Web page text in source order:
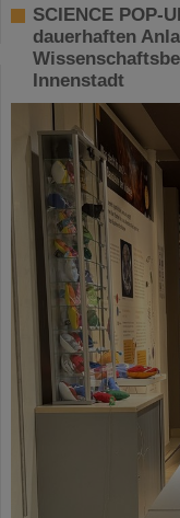
SCIENCE POP-
dauerhaften
Innenstadt